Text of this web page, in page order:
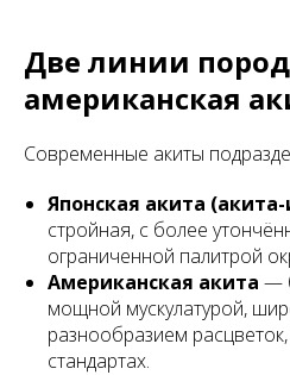
Две линии
американская
Современные акиты
Японская акита
стройная, с более
ограниченной палитрой
Американская акита —
мощной мускулатурой,
разнообразием
стандартах.